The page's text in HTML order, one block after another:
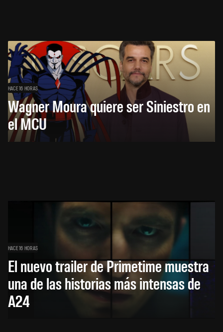
HACE 16 HORAS
Wagner Moura quiere ser Siniestro en
el MCU
HACE 16 HORAS
El nuevo trailer de Primetime muestra
una de las historias más intensas de
A24